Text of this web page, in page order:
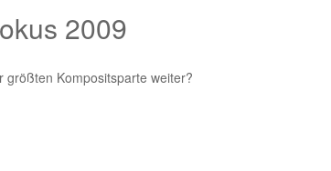
2009
größten Kompositsparte weiter?